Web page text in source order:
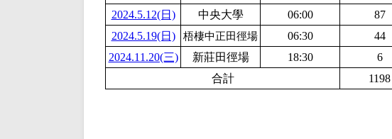
2024.5.12(日)
中央大學 06:00 87
2024.5.19(日)
梧棲中正田徑場 06:30 44
2024.11.20(三)
新莊田徑場 18:30 6
合計
1198